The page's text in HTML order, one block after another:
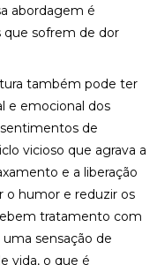
abordagem é
que sofrem de dor
também pode ter
e emocional dos
de
vicioso que agrava a
e a liberação
o humor e reduzir os
tratamento com
sensação de
vida, o que é